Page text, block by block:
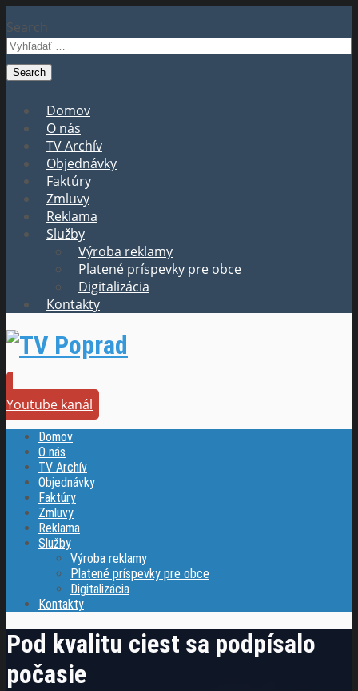
Search
Domov
O nás
TV Archív
Objednávky
Faktúry
Zmluvy
Reklama
Služby
Výroba reklamy
Platené príspevky pre obce
Digitalizácia
Kontakty
Youtube kanál
Domov
O nás
TV Archív
Objednávky
Faktúry
Zmluvy
Reklama
Služby
Výroba reklamy
Platené príspevky pre obce
Digitalizácia
Kontakty
Pod kvalitu ciest sa podpísalo
počasie